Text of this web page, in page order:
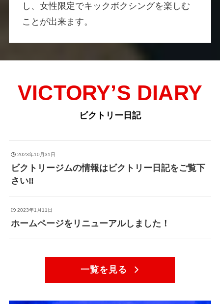
し、女性限定でキックボクシングを楽しむ
ことが出来ます。
VICTORY’S DIARY
ビクトリー日記
2023年10月31日
ビクトリージムの情報はビクトリー日記をご覧下
さい‼️
2023年1月11日
ホームページをリニューアルしました！
一覧を見る